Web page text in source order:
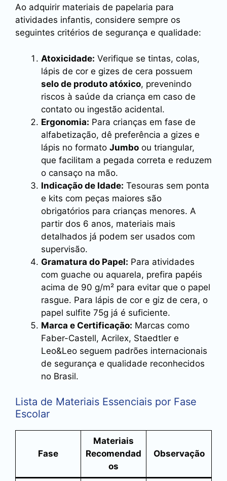
Ao adquirir materiais de papelaria para
atividades infantis, considere sempre os
seguintes critérios de segurança e qualidade:
Atoxicidade: Verifique se tintas, colas,
lápis de cor e gizes de cera possuem
selo de produto atóxico, prevenindo
riscos à saúde da criança em caso de
contato ou ingestão acidental.
Ergonomia: Para crianças em fase de
alfabetização, dê preferência a gizes e
lápis no formato Jumbo ou triangular,
que facilitam a pegada correta e reduzem
o cansaço na mão.
Indicação de Idade: Tesouras sem ponta
e kits com peças maiores são
obrigatórios para crianças menores. A
partir dos 6 anos, materiais mais
detalhados já podem ser usados com
supervisão.
Gramatura do Papel: Para atividades
com guache ou aquarela, prefira papéis
acima de 90 g/m² para evitar que o papel
rasgue. Para lápis de cor e giz de cera, o
papel sulfite 75g já é suficiente.
Marca e Certificação: Marcas como
Faber-Castell, Acrilex, Staedtler e
Leo&Leo seguem padrões internacionais
de segurança e qualidade reconhecidos
no Brasil.
Lista de Materiais Essenciais por Fase
Escolar
Fase
Materiais
Recomendad
os
Observação